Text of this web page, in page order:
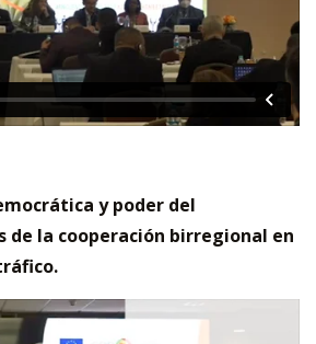
y poder del
de la cooperación birregional en